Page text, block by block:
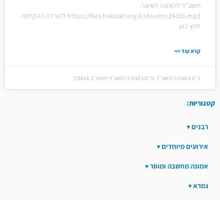
תשע"ד להאזנה לשיעור:
https://files.hakotel.org.il/shiurim/24305.mp3 להורדת ההקלטה
לחץ כאן
קרא עוד >>
כ״ט בטבת ה׳תשע״ד (כ״ט בטבת ה׳תשע״ד (ינואר 1, 2014))
קטגוריות:
רבנים
אירועים מיוחדים
אמונה מחשבה ומוסר
גמרא